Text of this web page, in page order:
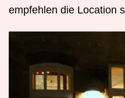
empfehlen die Location